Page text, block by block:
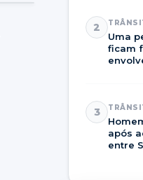
2
Uma
ficam
3
após
entre